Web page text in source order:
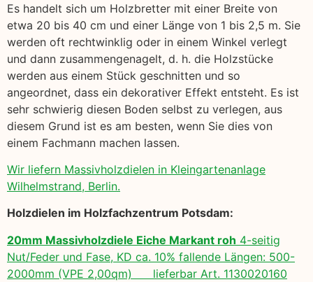
Es handelt sich um Holzbretter mit einer Breite von
etwa 20 bis 40 cm und einer Länge von 1 bis 2,5 m. Sie
werden oft rechtwinklig oder in einem Winkel verlegt
und dann zusammengenagelt, d. h. die Holzstücke
werden aus einem Stück geschnitten und so
angeordnet, dass ein dekorativer Effekt entsteht. Es ist
sehr schwierig diesen Boden selbst zu verlegen, aus
diesem Grund ist es am besten, wenn Sie dies von
einem Fachmann machen lassen.
Wir liefern Massivholzdielen in Kleingartenanlage
Wilhelmstrand, Berlin.
Holzdielen im Holzfachzentrum Potsdam:
20mm Massivholzdiele Eiche Markant roh 4-seitig
Nut/Feder und Fase, KD ca. 10% fallende Längen: 500-
2000mm (VPE 2,00qm) lieferbar Art. 1130020160